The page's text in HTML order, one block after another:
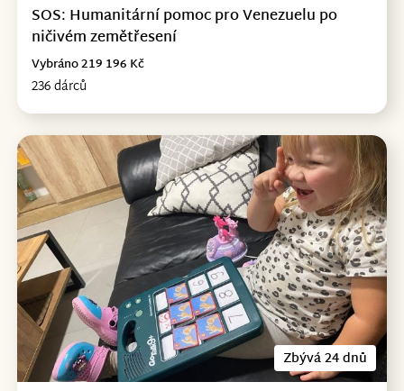
SOS: Humanitární pomoc pro Venezuelu po
ničivém zemětřesení
236 dárců
Vybráno 219 196 Kč
Zbývá 24 dnů